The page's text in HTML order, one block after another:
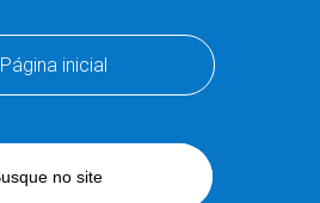
Página inicial